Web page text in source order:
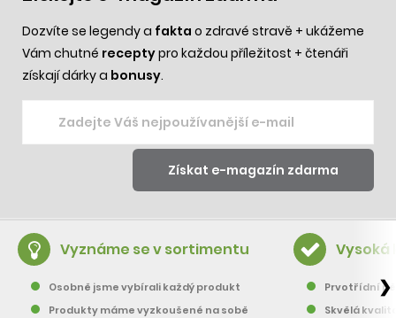
Dozvíte se legendy a fakta o zdravé stravě + ukážeme
Vám chutné receptypro každou příležitost + čtenáři
získají dárky a bonusy.
Vyznáme se v sortimentu
Osobně jsme vybírali každý produkt
Produkty máme vyzkoušené na sobě
Vysoká
Prvotřídní
Skvělá
❯